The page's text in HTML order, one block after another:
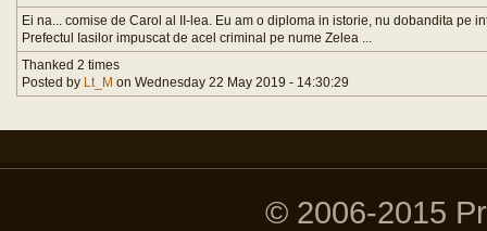
Ei na... comise de Carol al II-lea. Eu am o diploma in istorie, nu dobandita pe
Prefectul Iasilor impuscat de acel criminal pe nume Zelea ...
Thanked 2 times
Posted by Lt_M on Wednesday 22 May 2019 - 14:30:29
© 2006-2015